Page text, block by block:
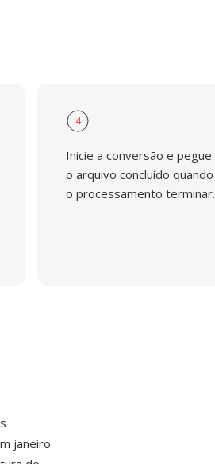
4
Inicie a conversão e pegue
o arquivo concluído quando
o processamento terminar.
janeiro